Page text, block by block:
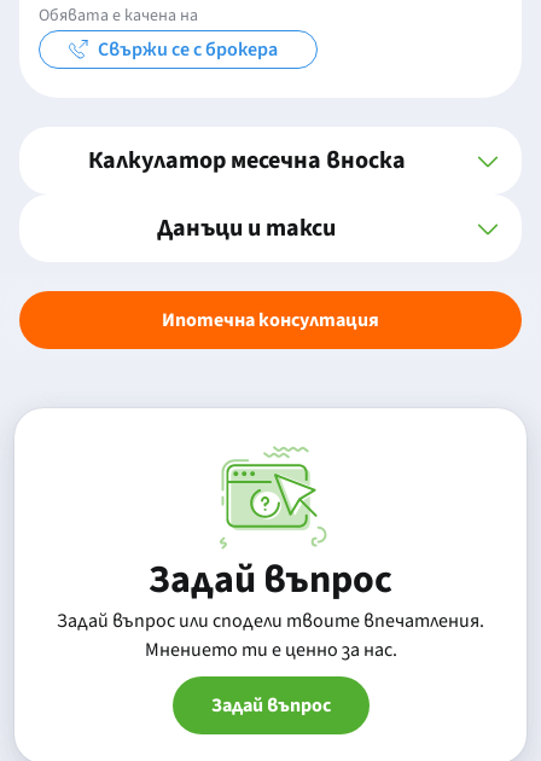
Обявата е качена на
Свържи се с брокера
Калкулатор месечна вноска
Данъци и такси
Ипотечна консултация
Задай въпрос
Задай въпрос или сподели твоите впечатления.
Mнението ти е ценно за нас.
Задай въпрос